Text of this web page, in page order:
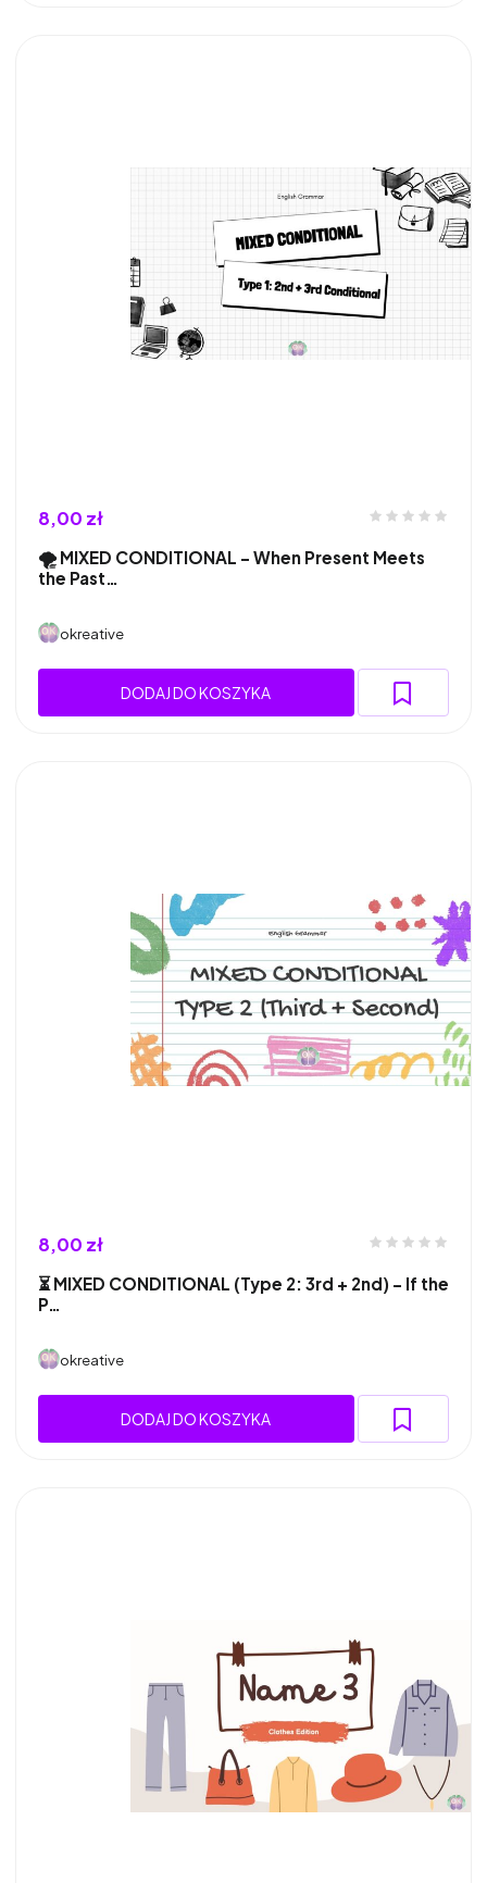
8,00 zł
🌪️ MIXED CONDITIONAL – When Present Meets
the Past…
okreative
DODAJ DO KOSZYKA
8,00 zł
⏳ MIXED CONDITIONAL (Type 2: 3rd + 2nd) – If the
P…
okreative
DODAJ DO KOSZYKA